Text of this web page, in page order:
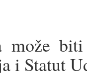
može
i Statut